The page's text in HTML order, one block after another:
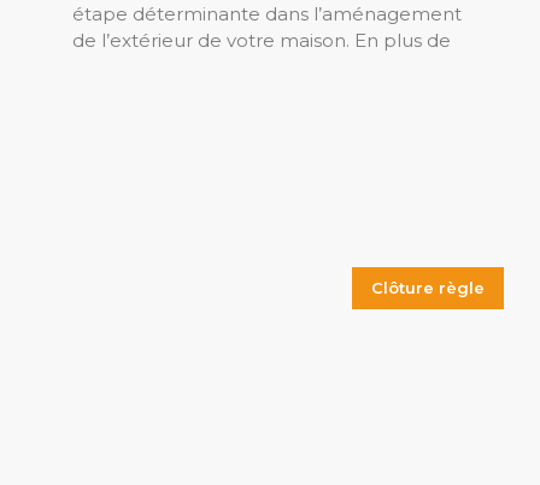
étape déterminante dans l’aménagement
de l’extérieur de votre maison. En plus de
Clôture règle